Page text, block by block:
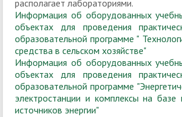
располагает лабораториями.
Информация об оборудованных
объектах для проведения
образовательной программе "
средства в сельском хозяйстве"
Информация об оборудованных
объектах для проведения
образовательной программе
электростанции и комплексы на базе
источников энергии"